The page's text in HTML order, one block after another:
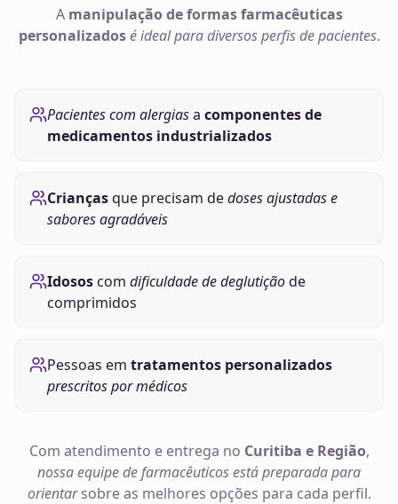
A manipulação deformas farmacêuticas
personalizados é ideal para diversos perfis de pacientes.
Pacientes com alergiasa componentes de
medicamentos industrializados
Criançasque precisam dedoses ajustadas e
sabores agradáveis
Idososcom dificuldade de deglutiçãode
comprimidos
Pessoas em tratamentos personalizados
prescritos por médicos
Com atendimento e entrega no Curitiba e Região,
nossa equipe de farmacêuticos está preparada para
orientarsobre as melhores opções para cada perfil.